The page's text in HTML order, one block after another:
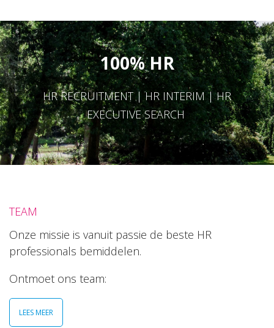
100% HR
HR RECRUITMENT | HR INTERIM | HR
EXECUTIVE SEARCH
TEAM
Onze missie is vanuit passie de beste HR
professionals bemiddelen.
Ontmoet ons team:
LEES MEER